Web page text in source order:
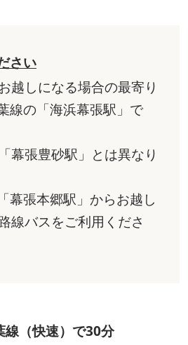
さい
越しになる場合の最寄り
線の「海浜幕張駅」で
幕張豊砂駅」とは異なり
幕張本郷駅」からお越し
線バスをご利用くださ
（快速）で30分